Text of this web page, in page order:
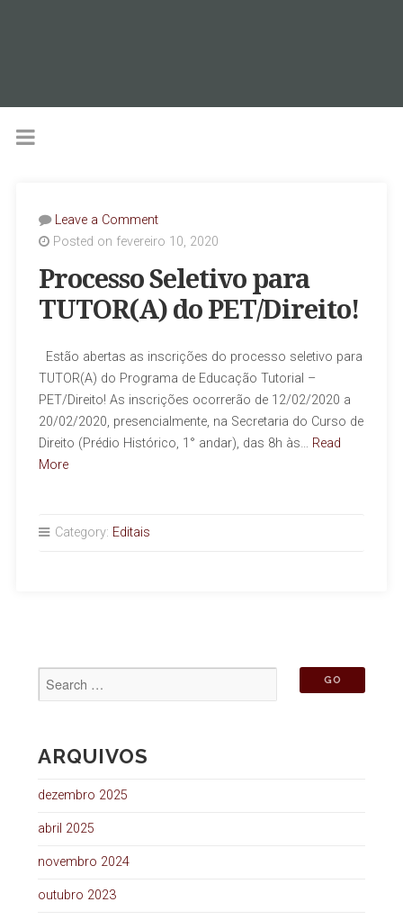
Leave a Comment
Posted on fevereiro 10, 2020
Processo Seletivo para
TUTOR(A) do PET/Direito!
Estão abertas as inscrições do processo seletivo para
TUTOR(A) do Programa de Educação Tutorial –
PET/Direito! As inscrições ocorrerão de 12/02/2020 a
20/02/2020, presencialmente, na Secretaria do Curso de
Direito (Prédio Histórico, 1° andar), das 8h às… Read
More
Category: Editais
ARQUIVOS
dezembro 2025
abril 2025
novembro 2024
outubro 2023